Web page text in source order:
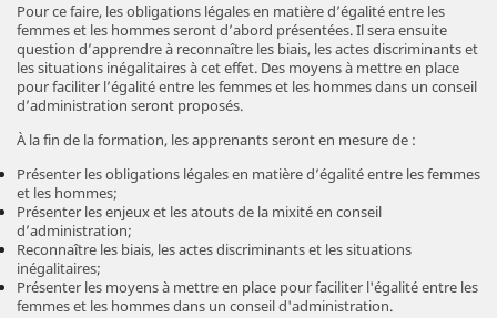
Pour ce faire, les obligations légales en matière d’égalité entre les
femmes et les hommes seront d’abord présentées. Il sera ensuite
question d’apprendre à reconnaître les biais, les actes discriminants et
les situations inégalitaires à cet effet. Des moyens à mettre en place
pour faciliter l’égalité entre les femmes et les hommes dans un conseil
d’administration seront proposés.
À la fin de la formation, les apprenants seront en mesure de :
Présenter les obligations légales en matière d’égalité entre les femmes
et les hommes;
Présenter les enjeux et les atouts de la mixité en conseil
d’administration;
Reconnaître les biais, les actes discriminants et les situations
inégalitaires;
Présenter les moyens à mettre en place pour faciliter l'égalité entre les
femmes et les hommes dans un conseil d'administration.